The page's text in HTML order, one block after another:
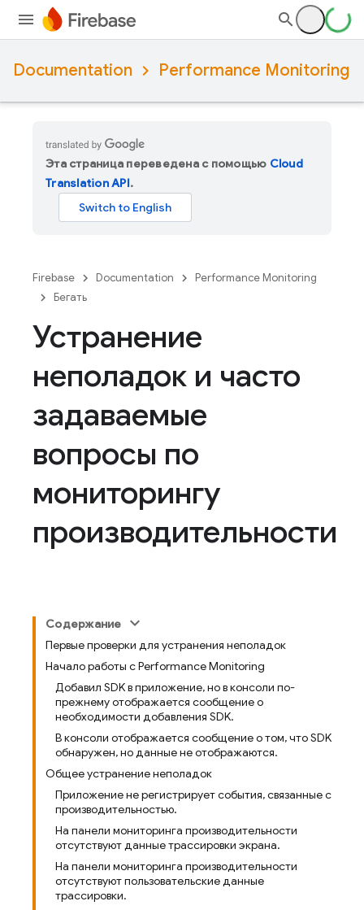
Documentation Performance Monitoring
Эта страница переведена с помощью Cloud
Translation API.
Firebase Documentation
Performance Monitoring
Бегать
Устранение
неполадок и часто
задаваемые
вопросы по
мониторингу
производительности
Содержание
Первые проверки для устранения неполадок
Начало работы с Performance Monitoring
Добавил SDK в приложение, но в консоли по-
прежнему отображается сообщение о
необходимости добавления SDK.
В консоли отображается сообщение о том, что SDK
обнаружен, но данные не отображаются.
Общее устранение неполадок
Приложение не регистрирует события, связанные с
производительностью.
На панели мониторинга производительности
отсутствуют данные трассировки экрана.
На панели мониторинга производительности
отсутствуют пользовательские данные
трассировки.